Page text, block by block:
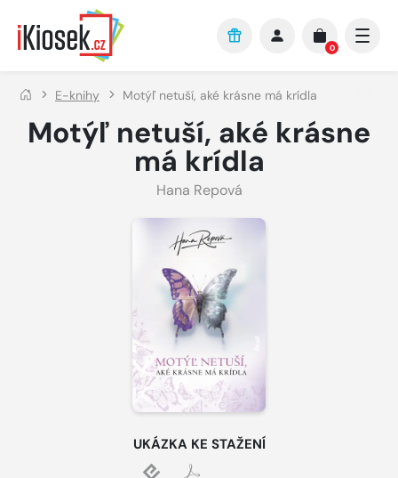
Přejít na hlavní obsah
0
E-knihy Motýľ netuší, aké krásne má krídla
Motýľ netuší, aké krásne
má krídla
Hana Repová
UKÁZKA KE STAŽENÍ